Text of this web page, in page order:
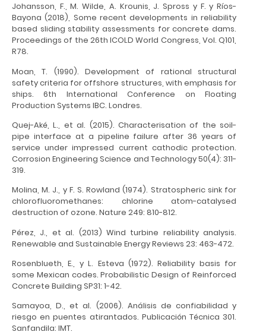
Johansson, F., M. Wilde, A. Krounis, J. Spross y F. y Ríos-
Bayona (2018), Some recent developments in reliability
based sliding stability assessments for concrete dams.
Proceedings of the 26th ICOLD World Congress, Vol. Q101,
R78.
Moan, T. (1990). Development of rational structural
safety criteria for offshore structures, with emphasis for
ships. 6th International Conference on Floating
Production Systems IBC. Londres.
Quej-Aké, L., et al. (2015). Characterisation of the soil-
pipe interface at a pipeline failure after 36 years of
service under impressed current cathodic protection.
Corrosion Engineering Science and Technology 50(4): 311-
319.
Molina, M. J., y F. S. Rowland (1974). Stratospheric sink for
chlorofluoromethanes: chlorine atom-catalysed
destruction of ozone. Nature 249: 810-812.
Pérez, J., et al. (2013) Wind turbine reliability analysis.
Renewable and Sustainable Energy Reviews 23: 463-472.
Rosenblueth, E., y L. Esteva (1972). Reliability basis for
some Mexican codes. Probabilistic Design of Reinforced
Concrete Building SP31: 1-42.
Samayoa, D., et al. (2006). Análisis de confiabilidad y
riesgo en puentes atirantados. Publicación Técnica 301.
Sanfandila: IMT.